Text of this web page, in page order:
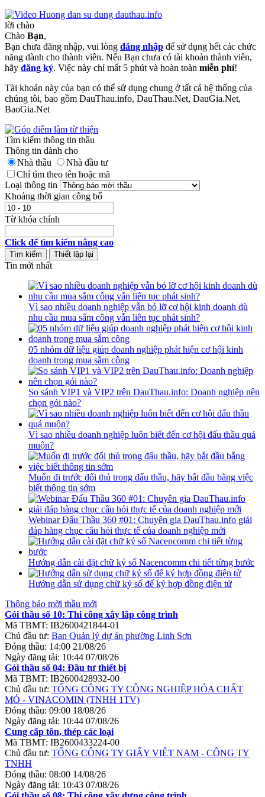
lời chào
Chào Bạn,
Bạn chưa đăng nhập, vui lòng đăng nhập để sử dụng hết các chức
năng dành cho thành viên. Nếu Bạn chưa có tài khoản thành viên,
hãy đăng ký. Việc này chỉ mất 5 phút và hoàn toàn miễn phí!
Tài khoản này của bạn có thể sử dụng chung ở tất cả hệ thống của
chúng tôi, bao gồm DauThau.info, DauThau.Net, DauGia.Net,
BaoGia.Net
Tìm kiếm thông tin thầu
Thông tin dành cho
Nhà thầu
Nhà đầu tư
Chỉ tìm theo tên hoặc mã
Loại thông tin
Khoảng thời gian công bố
Từ khóa chính
Click để tìm kiếm nâng cao
Tin mới nhất
Vì sao nhiều doanh nghiệp vẫn bỏ lỡ cơ hội kinh doanh dù
nhu cầu mua sắm công vẫn liên tục phát sinh?
05 nhóm dữ liệu giúp doanh nghiệp phát hiện cơ hội kinh
doanh trong mua sắm công
So sánh VIP1 và VIP2 trên DauThau.info: Doanh nghiệp nên
chọn gói nào?
Vì sao nhiều doanh nghiệp luôn biết đến cơ hội đấu thầu quá
muộn?
Muốn đi trước đối thủ trong đấu thầu, hãy bắt đầu bằng việc
biết thông tin sớm
Webinar Đấu Thầu 360 #01: Chuyên gia DauThau.info giải
đáp hàng chục câu hỏi thực tế của doanh nghiệp mới
Hướng dẫn cài đặt chữ ký số Nacencomm chi tiết từng bước
Hướng dẫn sử dụng chữ ký số để ký hợp đồng điện tử
Thông báo mời thầu mới
Gói thầu số 10: Thi công xây lắp công trình
Mã TBMT: IB2600421844-01
Chủ đầu tư: Ban Quản lý dự án phường Linh Sơn
Đóng thầu: 14:00 21/08/26
Ngày đăng tải: 10:44 07/08/26
Gói thầu số 04: Đầu tư thiết bị
Mã TBMT: IB2600428932-00
Chủ đầu tư: TỔNG CÔNG TY CÔNG NGHIỆP HÓA CHẤT
MỎ - VINACOMIN (TNHH 1TV)
Đóng thầu: 09:00 18/08/26
Ngày đăng tải: 10:44 07/08/26
Cung cấp tôn, thép các loại
Mã TBMT: IB2600433224-00
Chủ đầu tư: TỔNG CÔNG TY GIẤY VIỆT NAM - CÔNG TY
TNHH
Đóng thầu: 08:00 14/08/26
Ngày đăng tải: 10:43 07/08/26